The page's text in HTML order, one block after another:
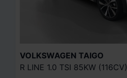
VOLKSWAGEN TAIGO
R LINE 1.0 TSI 85KW (116CV)